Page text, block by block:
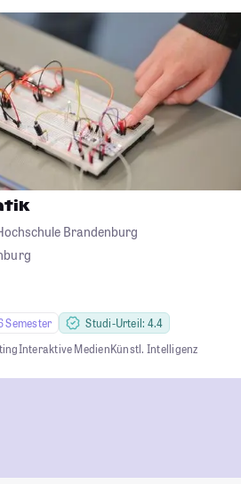
Brandenburg
Semester
Studi-Urteil: 4.4
Interaktive MedienKünstl. Intelligenz